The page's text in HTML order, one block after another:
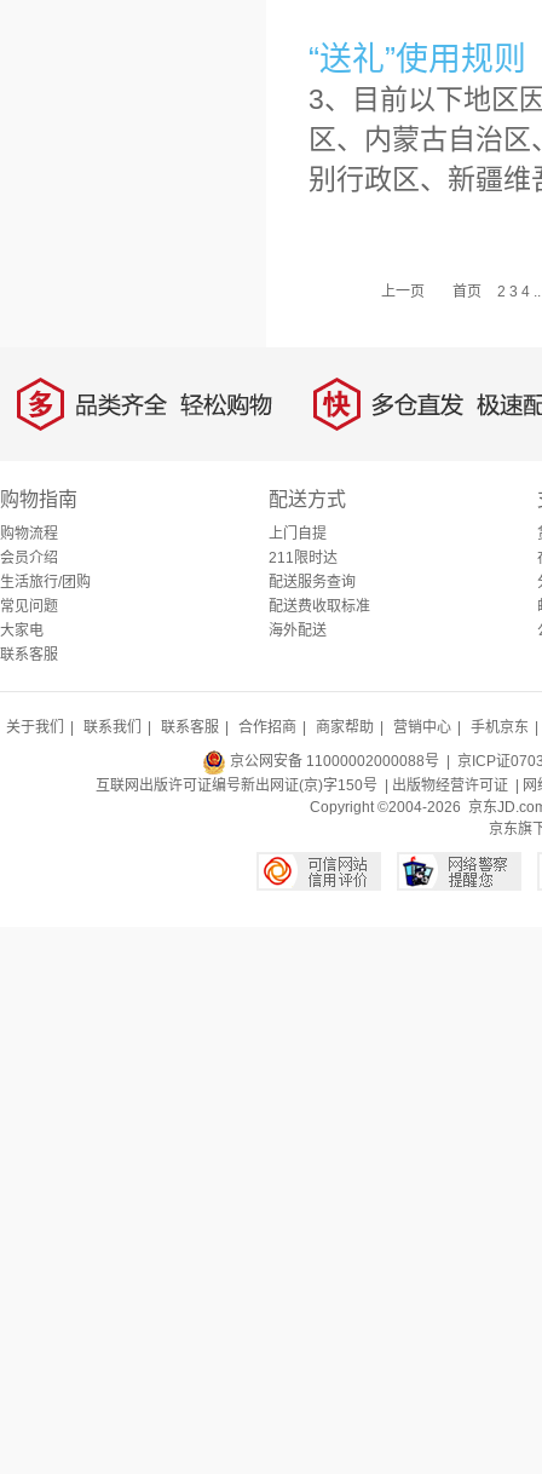
“送礼”使用规则
3、目前以下地区
区、内蒙古自治
别行政区、新疆
上一页 首页 2 3 4
多 品类齐全，轻松购物 快 多仓直发，极速配
购物指南
购物流程
会员介绍
生活旅行/团购
常见问题
大家电
联系客服
配送方式
上门自提
211限时达
配送服务查询
配送费收取标准
海外配送
关于我们 联系我们 联系客服 合作招商 商家帮助 营销中心 手机京东
京公网安备 11000002000088号 | 京ICP证
互联网出版许可证编号新出网证(京)字150号 | 出版物经营许可证
Copyright ©2004-2026 京东
京东旗